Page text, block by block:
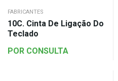
FABRICANTES
10C. Cinta De Ligação Do
Teclado
POR CONSULTA